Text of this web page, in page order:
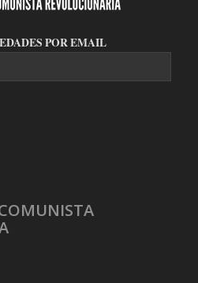
POR EMAIL